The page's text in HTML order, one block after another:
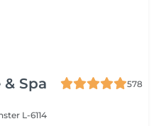
Spa
578
L-6114